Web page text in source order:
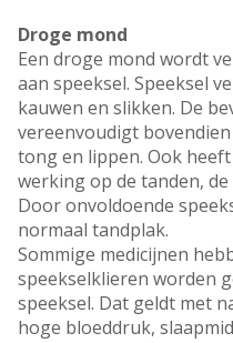
Droge mond
Een droge mond wordt
aan speeksel. Speeksel
kauwen en slikken. De
vereenvoudigt
tong en lippen. Ook
werking op de tanden,
Door onvoldoende
normaal tandplak.
Sommige medicijnen
speekselklieren worden
speeksel. Dat geldt met
hoge bloeddruk,